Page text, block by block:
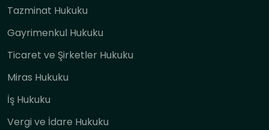
Tazminat Hukuku
Gayrimenkul Hukuku
Ticaret ve Şirketler Hukuku
Miras Hukuku
İş Hukuku
Vergi ve İdare Hukuku